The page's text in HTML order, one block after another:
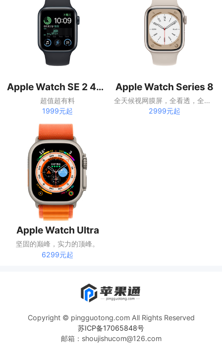
Apple Watch SE 2 40毫米
超值超有料
1999元起
Apple Watch Series 8
全天候视网膜屏，全看透，全办妥。
2999元起
Apple Watch Ultra
坚固的巅峰，实力的顶峰。
6299元起
Copyright © pingguotong.com All Rights Reserved
苏ICP备17065848号
邮箱：shoujishucom@126.com